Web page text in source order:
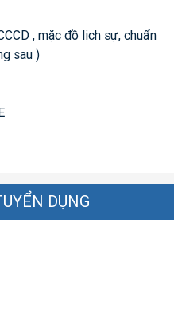
, mặc đồ lịch sự, chuẩn
sau )
DỤNG